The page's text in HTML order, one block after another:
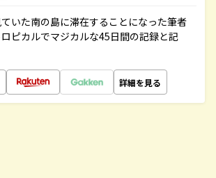
いた南の島に滞在することになった筆者
ピカルでマジカルな45日間の記録と記
詳細を見る